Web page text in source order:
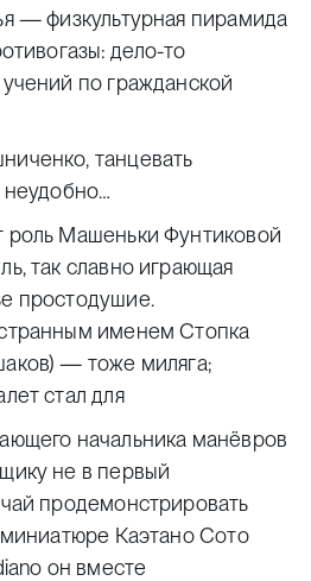
— физкультурная пирамида
дело-то
по гражданской
танцевать
неудобно…
роль Машеньки Фунтиковой
так славно играющая
простодушие.
именем Стопка
— тоже миляга;
стал для
начальника манёвров
не в первый
продемонстрировать
Каэтано Сото
он вместе